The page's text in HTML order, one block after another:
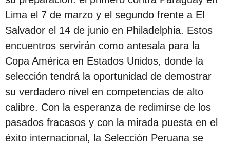
Lima el 7 de marzo y el segundo frente a El
Salvador el 14 de junio en Philadelphia. Estos
encuentros servirán como antesala para la
Copa América en Estados Unidos, donde la
selección tendrá la oportunidad de demostrar
su verdadero nivel en competencias de alto
calibre. Con la esperanza de redimirse de los
pasados fracasos y con la mirada puesta en el
éxito internacional, la Selección Peruana se